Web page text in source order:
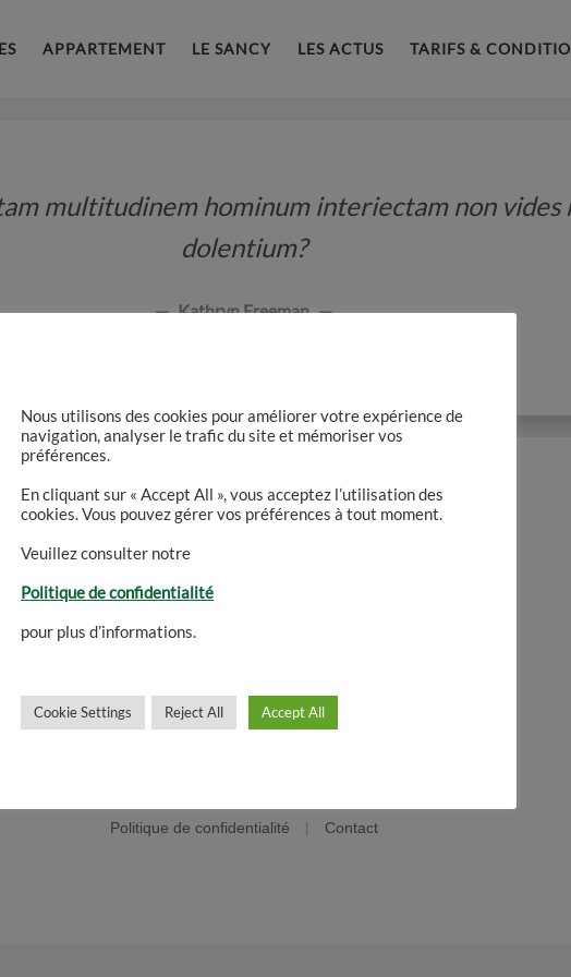
APPARTEMENT LE SANCY LES ACTUS TARIFS &
multitudinem hominum interiectam non vides
dolentium?
Kathryn Freeman
©2026 Villa St. Hubert
Politique de confidentialité | Contact
Nous utilisons des cookies pour améliorer votre expérience de
navigation, analyser le trafic du site et mémoriser vos
préférences.
En cliquant sur « Accept All », vous acceptez l’utilisation des
cookies. Vous pouvez gérer vos préférences à tout moment.
Veuillez consulter notre
Politique de confidentialité
pour plus d’informations.
Cookie Settings Reject All Accept All